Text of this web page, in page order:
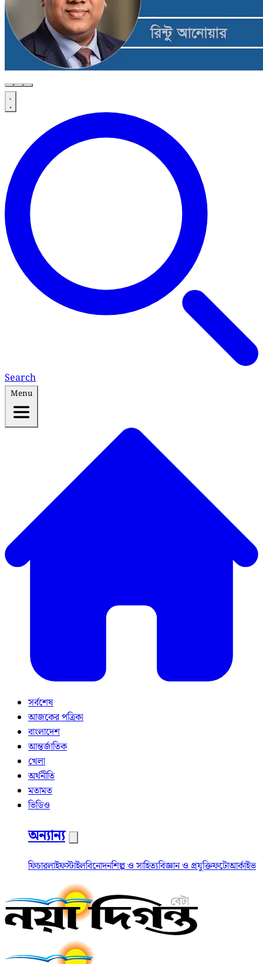
Search
Menu
সর্বশেষ
আজকের পত্রিকা
বাংলাদেশ
আন্তর্জাতিক
খেলা
অর্থনীতি
মতামত
ভিডিও
অন্যান্য
ফিচারলাইফস্টাইলবিনোদনশিল্প ও সাহিত্যবিজ্ঞান ও প্রযুক্তিফটোআর্কাইভ